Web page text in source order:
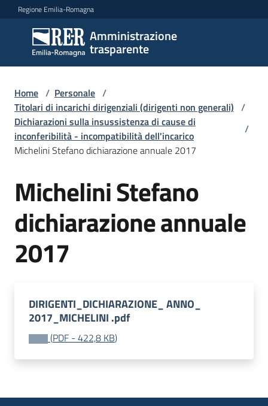
Vai al contenuto
Vai alla navigazione
Vai al footer
Regione Emilia-Romagna
Amministrazione
trasparente
Amministrazione
trasparente
Sottosezioni
Accesso
Home / Personale /
Titolari di incarichi dirigenziali (dirigenti non generali) /
Dichiarazioni sulla insussistenza di cause di
inconferibilità - incompatibilità dell'incarico
/
Michelini Stefano dichiarazione annuale 2017
Michelini Stefano
dichiarazione annuale
2017
DIRIGENTI_DICHIARAZIONE_ ANNO_
2017_MICHELINI .pdf
(PDF - 422,8 KB)